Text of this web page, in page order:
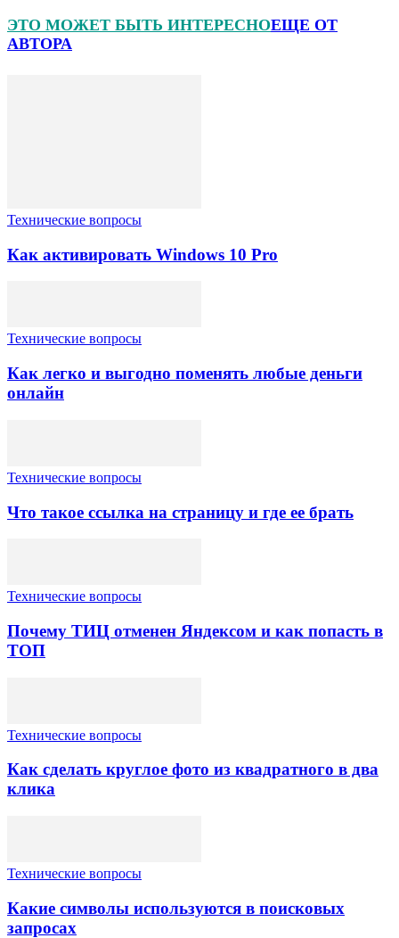
ЭТО МОЖЕТ БЫТЬ ИНТЕРЕСНОЕЩЕ ОТ
АВТОРА
Технические вопросы
Как активировать Windows 10 Pro
Технические вопросы
Как легко и выгодно поменять любые деньги
онлайн
Технические вопросы
Что такое ссылка на страницу и где ее брать
Технические вопросы
Почему ТИЦ отменен Яндексом и как попасть в
ТОП
Технические вопросы
Как сделать круглое фото из квадратного в два
клика
Технические вопросы
Какие символы используются в поисковых
запросах